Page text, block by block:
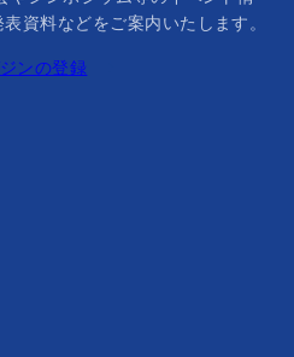
資料などをご案内いたします。
ンの登録